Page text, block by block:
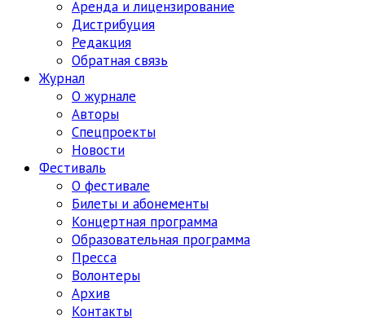
Аренда и лицензирование
Дистрибуция
Редакция
Обратная связь
Журнал
О журнале
Авторы
Спецпроекты
Новости
Фестиваль
О фестивале
Билеты и абонементы
Концертная программа
Образовательная программа
Пресса
Волонтеры
Архив
Контакты